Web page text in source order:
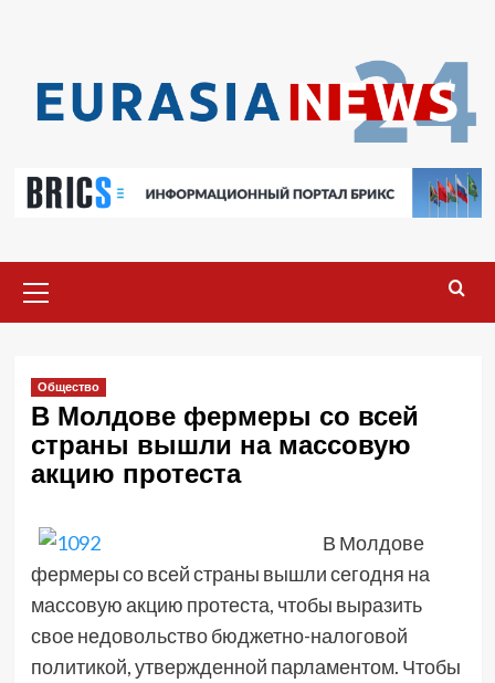
меню
Общество
В Молдове фермеры со всей
страны вышли на массовую
акцию протеста
В Молдове
фермеры со всей страны вышли сегодня на
массовую акцию протеста, чтобы выразить
свое недовольство бюджетно-налоговой
политикой, утвержденной парламентом. Чтобы